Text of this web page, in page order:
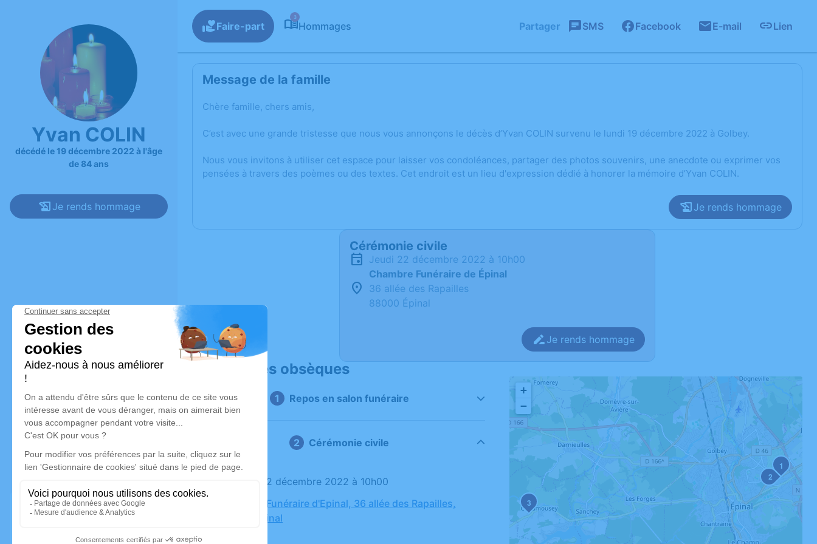
Yvan COLIN
décédé le 19 décembre 2022 à l'âge
de 84 ans
Je rends hommage
Faire-part
3
Hommages Partager SMS Facebook E-mail Lien
Message de la famille
Chère famille, chers amis,
C’est avec une grande tristesse que nous vous annonçons le décès d’Yvan COLIN survenu le lundi 19 décembre 2022 à Golbey.
Nous vous invitons à utiliser cet espace pour laisser vos condoléances, partager des photos souvenirs, une anecdote ou exprimer vos
pensées à travers des poèmes ou des textes. Cet endroit est un lieu d'expression dédié à honorer la mémoire d’Yvan COLIN.
Je rends hommage
Cérémonie civile
jeudi 22 décembre 2022 à 10h00
Chambre Funéraire de Épinal
36 allée des Rapailles
88000 Épinal
Je rends hommage
Déroulé des obsèques
Repos en salon funéraire
Cérémonie civile
Le jeudi 22 décembre 2022 à 10h00
Chambre Funéraire d'Epinal, 36 allée des Rapailles,
88000 Épinal
1
2
3
+
−